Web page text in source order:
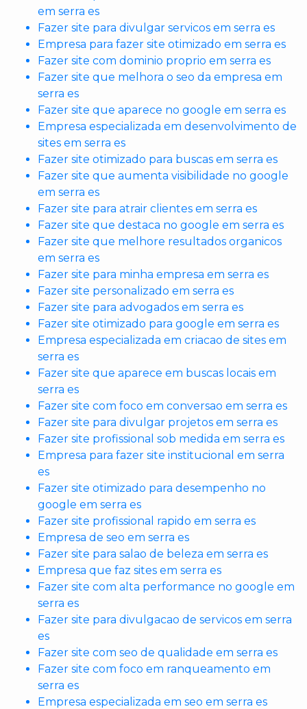
em serra es
Fazer site para divulgar servicos em serra es
Empresa para fazer site otimizado em serra es
Fazer site com dominio proprio em serra es
Fazer site que melhora o seo da empresa em
serra es
Fazer site que aparece no google em serra es
Empresa especializada em desenvolvimento de
sites em serra es
Fazer site otimizado para buscas em serra es
Fazer site que aumenta visibilidade no google
em serra es
Fazer site para atrair clientes em serra es
Fazer site que destaca no google em serra es
Fazer site que melhore resultados organicos
em serra es
Fazer site para minha empresa em serra es
Fazer site personalizado em serra es
Fazer site para advogados em serra es
Fazer site otimizado para google em serra es
Empresa especializada em criacao de sites em
serra es
Fazer site que aparece em buscas locais em
serra es
Fazer site com foco em conversao em serra es
Fazer site para divulgar projetos em serra es
Fazer site profissional sob medida em serra es
Empresa para fazer site institucional em serra
es
Fazer site otimizado para desempenho no
google em serra es
Fazer site profissional rapido em serra es
Empresa de seo em serra es
Fazer site para salao de beleza em serra es
Empresa que faz sites em serra es
Fazer site com alta performance no google em
serra es
Fazer site para divulgacao de servicos em serra
es
Fazer site com seo de qualidade em serra es
Fazer site com foco em ranqueamento em
serra es
Empresa especializada em seo em serra es